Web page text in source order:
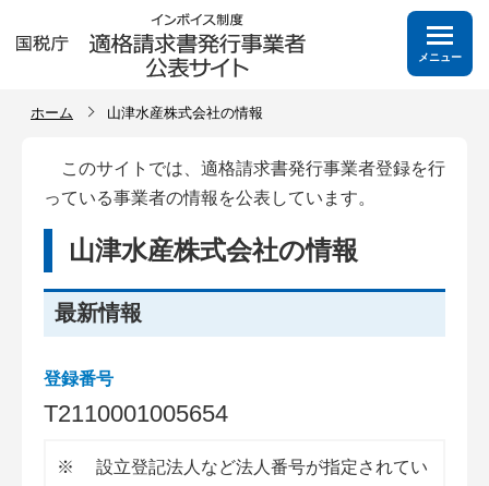
メニュー
ホーム 山津水産株式会社の情報
このサイトでは、適格請求書発行事業者登録を行
っている事業者の情報を公表しています。
山津水産株式会社の情報
最新情報
登録番号
T2110001005654
※
設立登記法人など法人番号が指定されてい